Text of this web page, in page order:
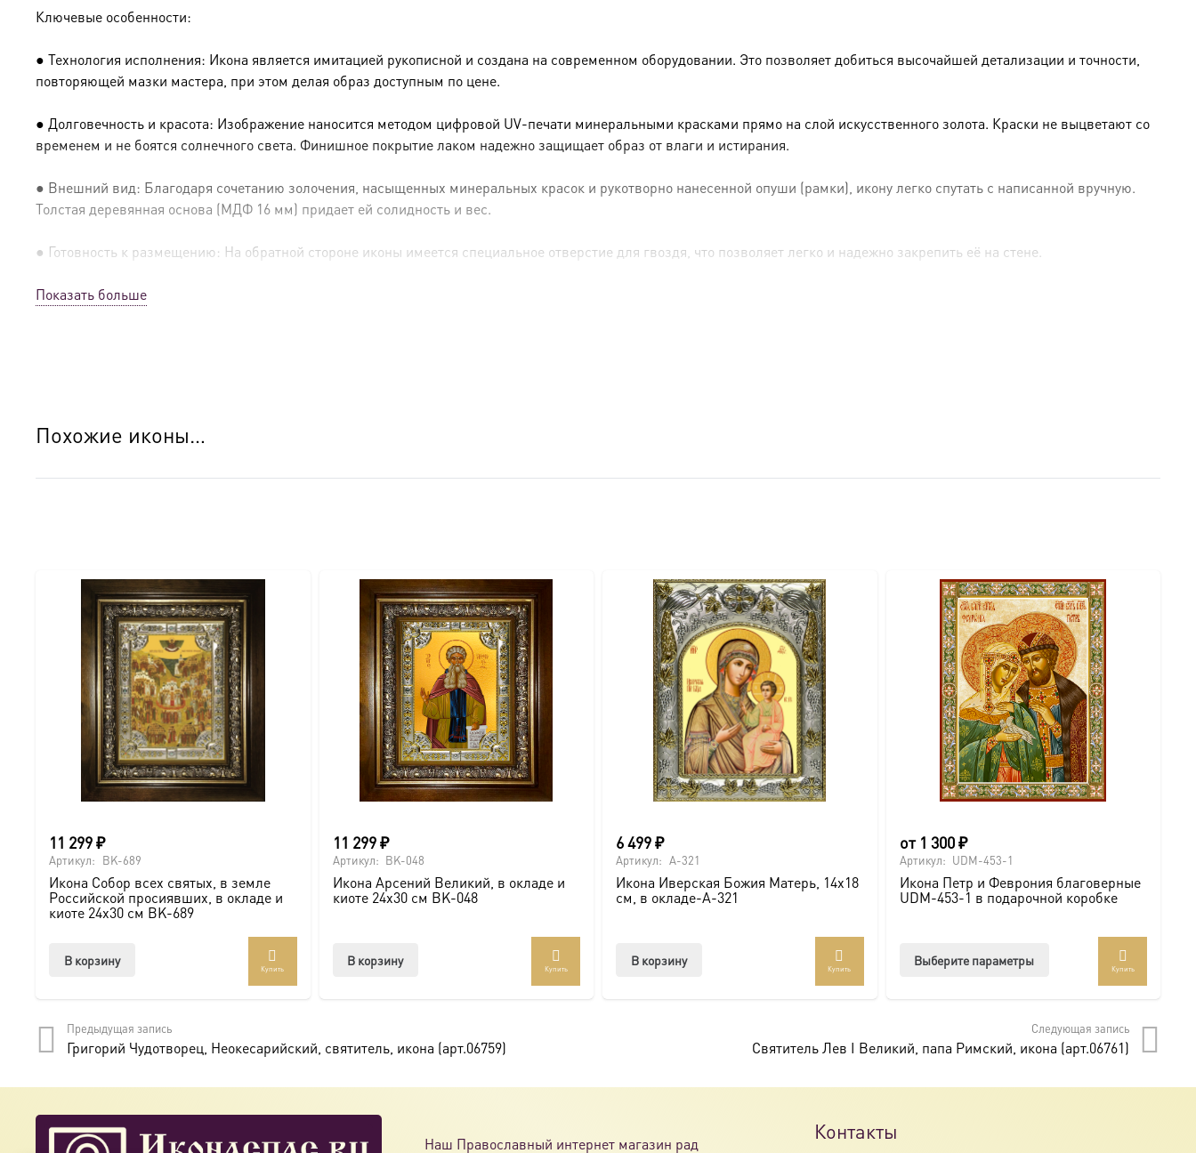
Ключевые особенности:
● Технология исполнения: Икона является имитацией рукописной и создана на современном оборудовании. Это позволяет добиться высочайшей детализации и точности,
повторяющей мазки мастера, при этом делая образ доступным по цене.
● Долговечность и красота: Изображение наносится методом цифровой UV-печати минеральными красками прямо на слой искусственного золота. Краски не выцветают со
временем и не боятся солнечного света. Финишное покрытие лаком надежно защищает образ от влаги и истирания.
● Внешний вид: Благодаря сочетанию золочения, насыщенных минеральных красок и рукотворно нанесенной опуши (рамки), икону легко спутать с написанной вручную.
Толстая деревянная основа (МДФ 16 мм) придает ей солидность и вес.
● Готовность к размещению: На обратной стороне иконы имеется специальное отверстие для гвоздя, что позволяет легко и надежно закрепить её на стене.
● Освящение: Производство освящено
Эта икона станет прекрасным духовным подарком:
● На день Ангела (именины) — в честь небесного покровителя.
● На Крещение ребенка или взрослого.
● На день рождения как символ защиты и заступничества.
● На венчание или годовщину брака (для парных икон или образов покровителей семьи).
● На новоселье для освящения домашнего очага.
Доставка и заказ:
Мы предлагаем купить икону в Москве с доставкой по России. Также можно заказать икону в окладе и киоте.
Доступна в стандартных размерах или может быть изготовлена под заказ по вашим размерам.
Подписывайтесь на нашу группу ВКонтакте:
Показать больше
Похожие иконы…
11 299₽
Артикул: BK-689
Икона Собор всех святых, в земле
Российской просиявших, в окладе и
киоте 24х30 см BK-689
В корзину
Купить
11 299₽
Артикул: BK-048
Икона Арсений Великий, в окладе и
киоте 24х30 см BK-048
В корзину
Купить
6 499₽
Артикул: A-321
Икона Иверская Божия Матерь, 14х18
см, в окладе-A-321
В корзину
Купить
от 1 300₽
Артикул: UDM-453-1
Икона Петр и Феврония благоверные
UDM-453-1 в подарочной коробке
Выберите параметры
вариаций.
Опции
Купить
Предыдущая запись
Григорий Чудотворец, Неокесарийский, святитель, икона (арт.06759)
Следующая запись
Святитель Лев I Великий, папа Римский, икона (арт.06761)
Наш Православный интернет магазин рад
Контакты